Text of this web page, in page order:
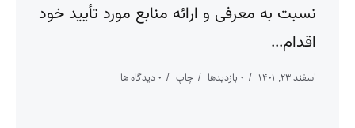
نسبت به معرفی و ارائه منابع مورد تأیید خود
اقدام...
اسفند ۲۳, ۱۴۰۱ ۰ بازدیدها چاپ ۰ دیدگاه ها